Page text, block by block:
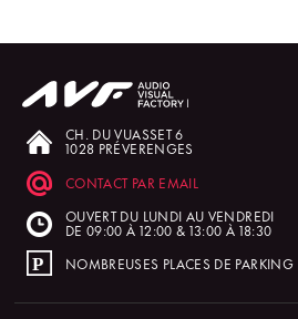
CH. DU VUASSET 6
1028 PRÉVERENGES
CONTACT PAR EMAIL
OUVERT DU LUNDI AU VENDREDI
DE 09:00 À 12:00 & 13:00 À 18:30
NOMBREUSES PLACES DE PARKING